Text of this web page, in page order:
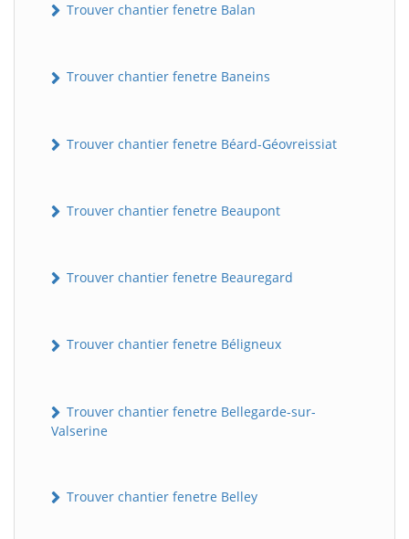
Trouver chantier fenetre Balan
Trouver chantier fenetre Baneins
Trouver chantier fenetre Béard-Géovreissiat
Trouver chantier fenetre Beaupont
Trouver chantier fenetre Beauregard
Trouver chantier fenetre Béligneux
Trouver chantier fenetre Bellegarde-sur-
Valserine
Trouver chantier fenetre Belley